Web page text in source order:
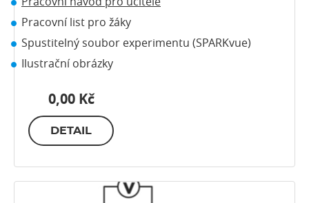
Pracovní list pro žáky
Spustitelný soubor experimentu (SPARKvue)
Ilustrační obrázky
0,00 Kč
DETAIL